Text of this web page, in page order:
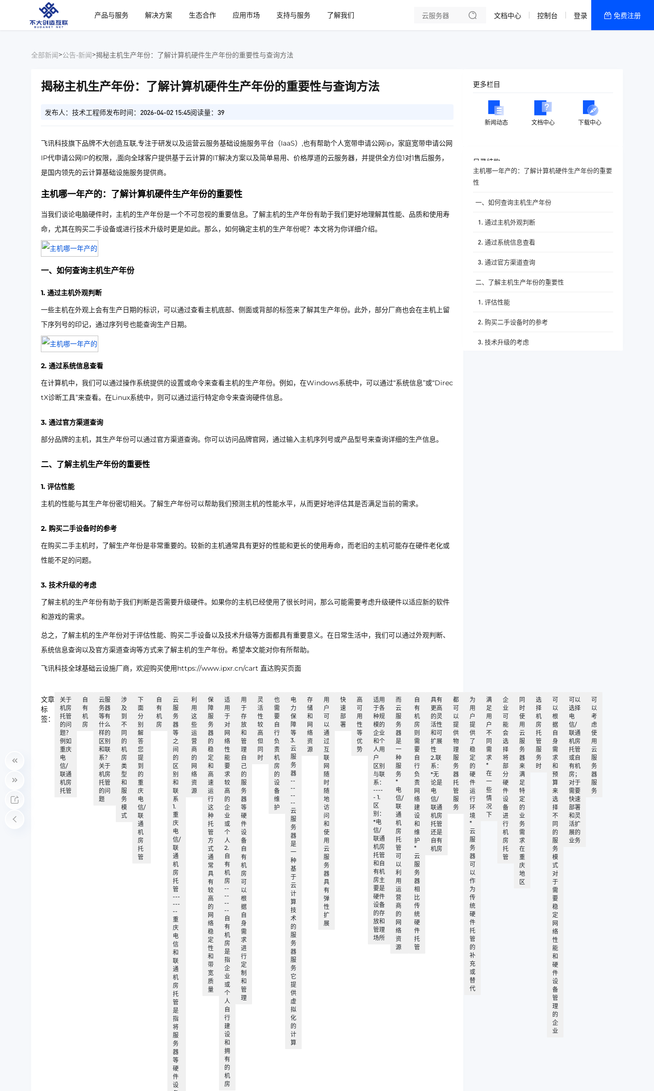
产品与服务
解决方案 生态合作 应用市场 支持与服务
了解我们
文档中心 控制台 登录 免费注册
全部新闻>公告-新闻>揭秘主机生产年份：了解计算机硬件生产年份的重要性与查询方法
揭秘主机生产年份：了解计算机硬件生产年份的重要性与查询方法
发布人：技术工程师发布时间：2026-04-02 15:45阅读量：39
飞讯科技旗下品牌不大创造互联,专注于研发以及运营云服务基础设施服务平台（IaaS）,也有帮助个人宽带申请公网ip，家庭宽带申请公网
IP代申请公网IP的权限，,面向全球客户提供基于云计算的IT解决方案以及简单易用、价格厚道的云服务器，并提供全方位1对1售后服务，
是国内领先的云计算基础设施服务提供商。
主机哪一年产的：了解计算机硬件生产年份的重要性
当我们谈论电脑硬件时，主机的生产年份是一个不可忽视的重要信息。了解主机的生产年份有助于我们更好地理解其性能、品质和使用寿
命，尤其在购买二手设备或进行技术升级时更是如此。那么，如何确定主机的生产年份呢？本文将为你详细介绍。
一、如何查询主机生产年份
1. 通过主机外观判断
一些主机在外观上会有生产日期的标识，可以通过查看主机底部、侧面或背部的标签来了解其生产年份。此外，部分厂商也会在主机上留
下序列号的印记，通过序列号也能查询生产日期。
2. 通过系统信息查看
在计算机中，我们可以通过操作系统提供的设置或命令来查看主机的生产年份。例如，在Windows系统中，可以通过“系统信息”或“Direc
tX诊断工具”来查看。在Linux系统中，则可以通过运行特定命令来查询硬件信息。
3. 通过官方渠道查询
部分品牌的主机，其生产年份可以通过官方渠道查询。你可以访问品牌官网，通过输入主机序列号或产品型号来查询详细的生产信息。
二、了解主机生产年份的重要性
1. 评估性能
主机的性能与其生产年份密切相关。了解生产年份可以帮助我们预测主机的性能水平，从而更好地评估其是否满足当前的需求。
2. 购买二手设备时的参考
在购买二手主机时，了解生产年份是非常重要的。较新的主机通常具有更好的性能和更长的使用寿命，而老旧的主机可能存在硬件老化或
性能不足的问题。
3. 技术升级的考虑
了解主机的生产年份有助于我们判断是否需要升级硬件。如果你的主机已经使用了很长时间，那么可能需要考虑升级硬件以适应新的软件
和游戏的需求。
总之，了解主机的生产年份对于评估性能、购买二手设备以及技术升级等方面都具有重要意义。在日常生活中，我们可以通过外观判断、
系统信息查询以及官方渠道查询等方式来了解主机的生产年份。希望本文能对你有所帮助。
飞讯科技全球基础云设施厂商，欢迎购买使用https://www.ipxr.cn/cart 直达购买页面
文章
标
签：
关于
机房
托管
的问
题？
例如
重庆
电
信/
联通
机房
托管
自
有
机
房
云服
务器
等有
什么
样的
区别
和联
系？
关于
机房
托管
的问
题
涉
及
到
不
同
的
机
房
类
型
和
服
务
模
式
下
面
分
别
解
答
您
提
到
的
重
庆
电
信/
联
通
机
房
托
管
自
有
机
房
云
服
务
器
等
之
间
的
区
别
和
联
系
1.
重
庆
电
信/
联
通
机
房
托
管
---
---
--
重
庆
电
信
和
联
通
机
房
托
管
是
指
将
服
务
器
等
硬
件
设
利
用
这
些
运
营
商
的
网
络
资
源
保
障
服
务
器
的
稳
定
和
高
速
运
行
这
种
托
管
方
式
通
常
具
有
较
高
的
网
络
稳
定
性
和
带
宽
质
量
适
用
于
对
网
络
性
能
要
求
较
高
的
企
业
或
个
人
2.
自
有
机
房
--
--
--
--
自
有
机
房
是
指
企
业
或
个
人
自
行
建
设
和
拥
有
的
机
房
用
于
存
放
和
管
理
自
己
的
服
务
器
等
硬
件
设
备
自
有
机
房
可
以
根
据
自
身
需
求
进
行
定
制
和
管
理
灵
活
性
较
高
但
同
时
也
需
要
自
行
负
责
机
房
的
设
备
维
护
电
力
保
障
等
3.
云
服
务
器
--
--
--
--
云
服
务
器
是
一
种
基
于
云
计
算
技
术
的
服
务
器
服
务
它
提
供
虚
拟
化
的
计
算
存
储
和
网
络
资
源
用
户
可
以
通
过
互
联
网
随
时
随
地
访
问
和
使
用
云
服
务
器
具
有
弹
性
扩
展
快
速
部
署
高
可
用
性
等
优
势
适用
于各
种规
模的
企业
和个
人用
户
区别
与联
系：
----
- 1.
区
别：
*电
信/
联通
机房
托管
和自
有机
房主
要是
硬件
设备
的存
放和
管理
场所
而
云
服
务
器
是
一
种
服
务
*
电
信/
联
通
机
房
托
管
可
以
利
用
运
营
商
的
网
络
资
源
自
有
机
房
则
需
要
自
行
负
责
网
络
建
设
和
维
护
*
云
服
务
器
相
比
传
统
硬
件
托
管
具有
更高
的灵
活性
和可
扩展
性
2.联
系：
*无
论是
电
信/
联通
机房
托管
还是
自有
机房
都
可
以
提
供
物
理
服
务
器
托
管
服
务
为
用
户
提
供
了
稳
定
的
硬
件
运
行
环
境
*
云
服
务
器
可
以
作
为
传
统
硬
件
托
管
的
补
充
或
替
代
满
足
用
户
不
同
需
求
*
在
一
些
情
况
下
企
业
可
能
会
选
择
将
部
分
硬
件
设
备
进
行
机
房
托
管
同
时
使
用
云
服
务
器
来
满
足
特
定
的
业
务
需
求
在
重
庆
地
区
选
择
机
房
托
管
服
务
时
可
以
根
据
自
身
需
求
和
预
算
来
选
择
不
同
的
服
务
模
式
对
于
需
要
稳
定
网
络
性
能
和
硬
件
设
备
管
理
的
企
业
可以
选择
电
信/
联通
机房
托管
或自
有机
房；
对于
需要
快速
部署
和灵
活扩
展的
业务
可
以
考
虑
使
用
云
服
务
器
服
务
更多栏目
新闻动态 文档中心 下载中心
目录结构
主机哪一年产的：了解计算机硬件生产年份的重要
性
一、如何查询主机生产年份
1. 通过主机外观判断
2. 通过系统信息查看
3. 通过官方渠道查询
二、了解主机生产年份的重要性
1. 评估性能
2. 购买二手设备时的参考
3. 技术升级的考虑